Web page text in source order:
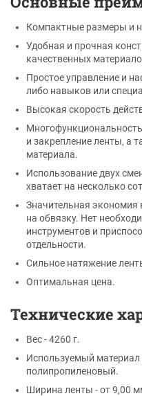
Компактные размеры и
Удобная и прочная
качественных
Простое управление и
либо навыков или
Высокая скорость
и закрепление ленты, а
материала.
Использование двух
хватает на несколько
Значительная экономия
на обвязку. Нет
инструментов и
отдельности.
Сильное натяжение
Оптимальная цена.
Технические
Вес - 4260 г.
Используемый
полипропиленовый.
Ширина ленты - от 9,00